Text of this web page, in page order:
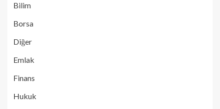
Bilim
Borsa
Diğer
Emlak
Finans
Hukuk